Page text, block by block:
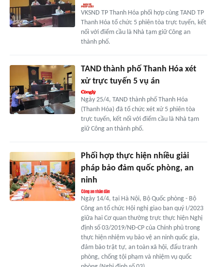
VKSND TP Thanh Hóa phối hợp cùng TAND TP
Thanh Hóa tổ chức 5 phiên tòa trực tuyến, kết
nối với điểm cầu là Nhà tạm giữ Công an
thành phố.
TAND thành phố Thanh Hóa xét
xử trực tuyến 5 vụ án
Ngày 25/4, TAND thành phố Thanh Hóa
(Thanh Hóa) đã tổ chức xét xử 5 phiên tòa
trực tuyến, kết nối với điểm cầu là Nhà tạm
giữ Công an thành phố.
Phối hợp thực hiện nhiều giải
pháp bảo đảm quốc phòng, an
ninh
Ngày 14/4, tại Hà Nội, Bộ Quốc phòng - Bộ
Công an tổ chức Hội nghị giao ban quý I/2023
giữa hai Cơ quan thường trực thực hiện Nghị
định số 03/2019/NĐ-CP của Chính phủ trong
thực hiện nhiệm vụ bảo vệ an ninh quốc gia,
đảm bảo trật tự, an toàn xã hội, đấu tranh
phòng, chống tội phạm và nhiệm vụ quốc